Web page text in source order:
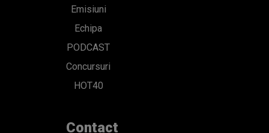
Emisiuni
Echipa
PODCAST
Concursuri
HOT40
Contact